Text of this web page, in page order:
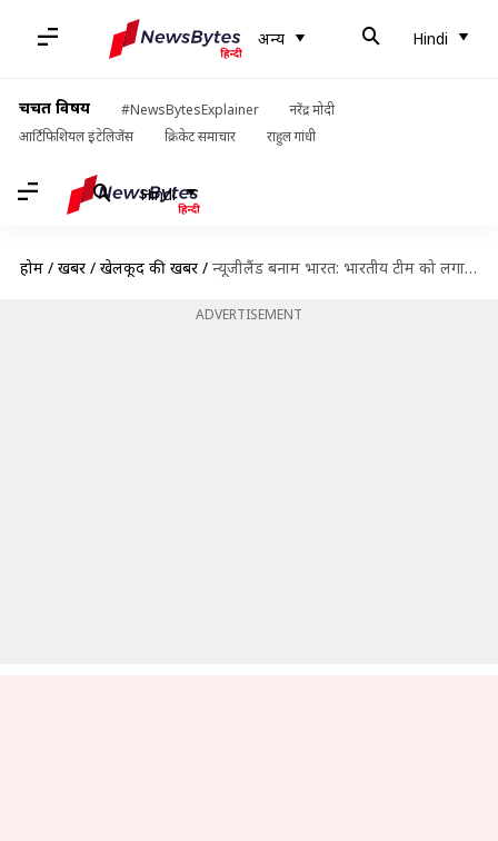
अन्य Hindi
चर्चित विषय #NewsBytesExplainer
नरेंद्र मोदी
आर्टिफिशियल इंटेलिजेंस
क्रिकेट समाचार राहुल गांधी
Hindi
होम / खबरें / खेलकूद की खबरें / न्यूजीलैंड बनाम भारत: भारतीय टीम को लगा बड़ा झटका, वनडे-टेस्ट सीरीज़ से बाहर हुए रोहित शर्मा
ADVERTISEMENT